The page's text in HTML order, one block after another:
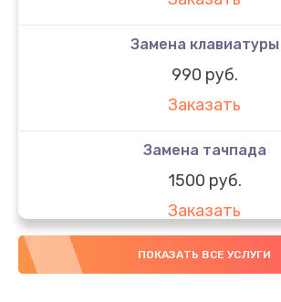
Замена клавиатуры
990 руб.
Заказать
Замена тачпада
1500 руб.
Заказать
Замена южного моста
ПОКАЗАТЬ ВСЕ УСЛУГИ